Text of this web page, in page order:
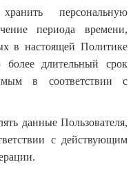
персональную
периода времени,
в настоящей Политике
более длительный срок
в соответствии с
данные Пользователя,
с действующим